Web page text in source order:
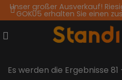
Es werden die Ergebnisse 81
Unser großer Ausverkauf!
GOKU5 erhalten Sie einen